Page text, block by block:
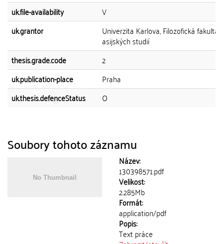
uk.file-availability
V
uk.grantor
Univerzita Karlova, Filozofická fakulta,
asijských studií
thesis.grade.code
2
uk.publication-place
Praha
uk.thesis.defenceStatus
O
Soubory tohoto záznamu
Název:
130398571.pdf
Velikost:
2.285Mb
Formát:
application/pdf
Popis:
Text práce